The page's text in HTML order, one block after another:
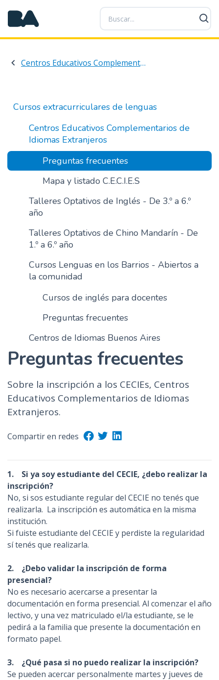
P
a
s
a
a
n
t
i
d
o
r
n
p
Centros Educativos Complementarios de Idiomas Extranjeros
Cursos extracurriculares de lenguas
Centros Educativos Complementarios de
Idiomas Extranjeros
Preguntas frecuentes
Mapa y listado C.E.C.I.E.S
Talleres Optativos de Inglés - De 3.º a 6.º
año
Talleres Optativos de Chino Mandarín - De
1.º a 6.º año
Cursos Lenguas en los Barrios - Abiertos a
la comunidad
Cursos de inglés para docentes
Preguntas frecuentes
Centros de Idiomas Buenos Aires
Preguntas frecuentes
Sobre la inscripción a los CECIEs, Centros
Educativos Complementarios de Idiomas
Extranjeros.
Compartir en redes
1. Si ya soy estudiante del CECIE, ¿debo realizar la
inscripción?
No, si sos estudiante regular del CECIE no tenés que
realizarla. La inscripción es automática en la misma
institución.
Si fuiste estudiante del CECIE y perdiste la regularidad
sí tenés que realizarla.
2. ¿Debo validar la inscripción de forma
presencial?
No es necesario acercarse a presentar la
documentación en forma presencial. Al comenzar el año
lectivo, y una vez matriculado el/la estudiante, se le
pedirá a la familia que presente la documentación en
formato papel.
3. ¿Qué pasa si no puedo realizar la inscripción?
Se pueden acercar personalmente martes y jueves de